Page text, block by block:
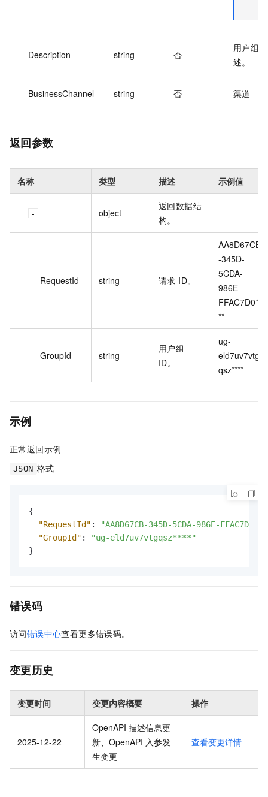
Description string 否
用户组
述。
BusinessChannel string 否 渠道
返回参数
名称 类型 描述 示例值
object
返回数据结
构。
RequestId string 请求 ID。
AA8D67CB
-345D-
5CDA-
986E-
FFAC7D0**
**
GroupId string
用户组
ID。
ug-
eld7uv7vtg
qsz****
示例
正常返回示例
JSON 格式
{
"RequestId" :
"AA8D67CB-345D-5CDA-986E-
"GroupId" :
"ug-eld7uv7vtgqsz****"
}
错误码
访问错误中心查看更多错误码。
变更历史
变更时间 变更内容概要 操作
2025-12-22
OpenAPI 描述信息更
新、OpenAPI 入参发
生变更
查看变更详情